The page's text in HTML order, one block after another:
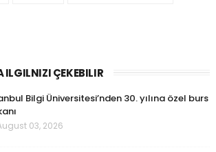
ILGILNIZI ÇEKEBILIR
Bilgi Üniversitesi’nden 30. yılına özel burs
03, 2026